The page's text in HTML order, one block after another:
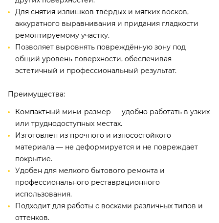
Для снятия излишков твёрдых и мягких восков,
аккуратного выравнивания и придания гладкости
ремонтируемому участку.
Позволяет выровнять повреждённую зону под
общий уровень поверхности, обеспечивая
эстетичный и профессиональный результат.
Преимущества:
Компактный мини-размер — удобно работать в узких
или труднодоступных местах.
Изготовлен из прочного и износостойкого
материала — не деформируется и не повреждает
покрытие.
Удобен для мелкого бытового ремонта и
профессионального реставрационного
использования.
Подходит для работы с восками различных типов и
оттенков.